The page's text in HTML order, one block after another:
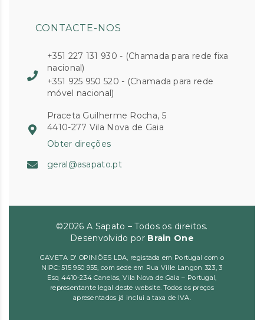
CONTACTE-NOS
+351 227 131 930 - (Chamada para rede fixa
nacional)
+351 925 950 520 - (Chamada para rede
móvel nacional)
Praceta Guilherme Rocha, 5
4410-277 Vila Nova de Gaia
Obter direções
geral@asapato.pt
©2026 A Sapato – Todos os direitos.
Desenvolvido por Brain One
GAVETA D' OPINIÕES LDA, registada em Portugal com o
NIPC: 515 950 955, com sede em Rua Ville Langon 323, 3
Esq 4410-234 Canelas, Vila Nova de Gaia – Portugal,
representante legal deste website. Todos os preços
apresentados já inclui a taxa de IVA.